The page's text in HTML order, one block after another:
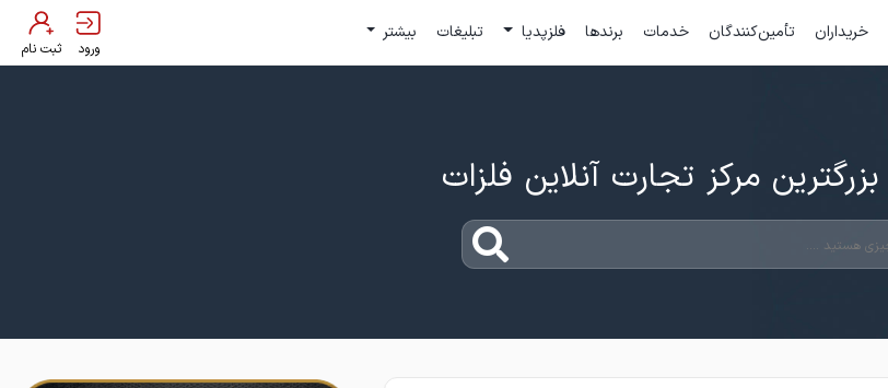
خریداران تأمین‌کنندگان خدمات برندها فلزپدیا تبلیغات بیشتر
ورود ثبت نام